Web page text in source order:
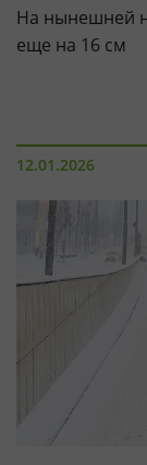
На нынешней
еще на 16 см
12.01.2026